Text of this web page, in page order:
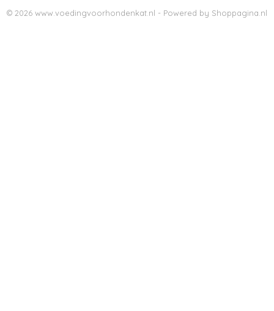
© 2026 www.voedingvoorhondenkat.nl - Powered by Shoppagina.nl